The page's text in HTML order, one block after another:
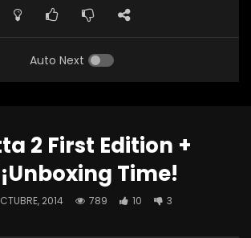
Auto Next
2 First Edition +
Time!
2014 789 10 3